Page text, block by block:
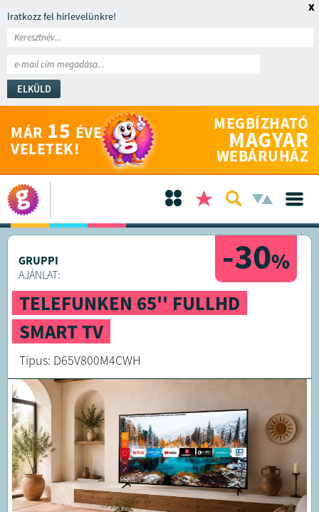
Iratkozz fel hírlevelünkre!
ELKÜLD
x
MÁR 15 ÉVE
VELETEK!
MEGBÍZHATÓ
MAGYAR
WEBÁRUHÁZ
-30%
GRUPPI
AJÁNLAT:
TELEFUNKEN 65'' FULLHD
SMART TV
Típus: D65V800M4CWH